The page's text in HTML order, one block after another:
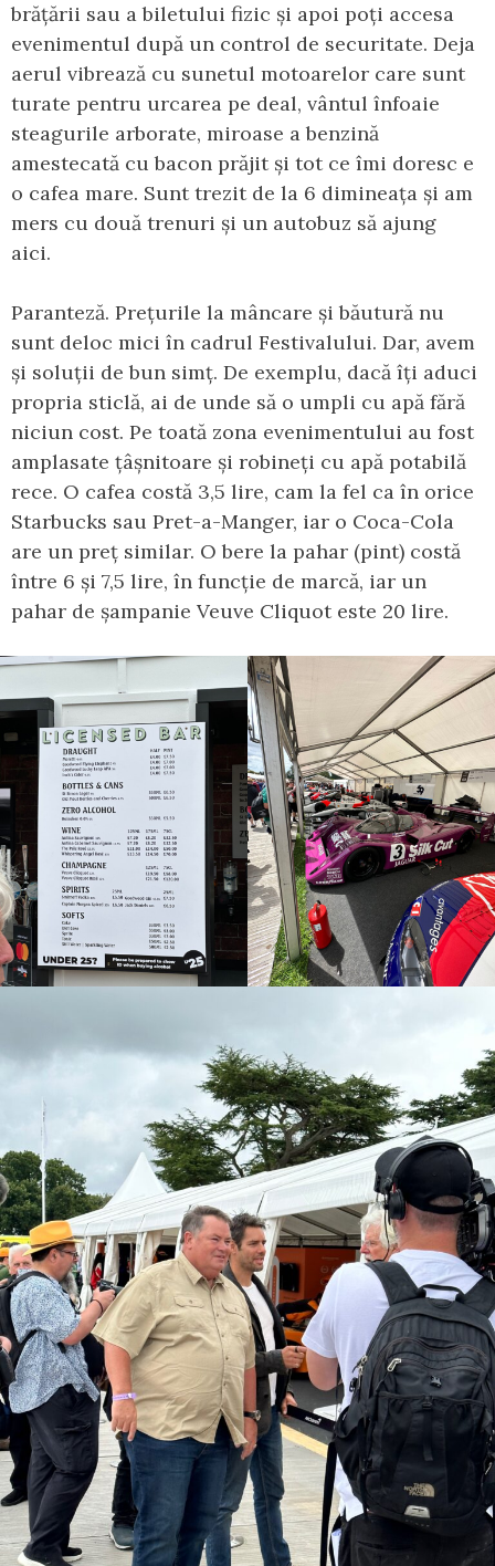
brățării sau a biletului fizic și apoi poți accesa
evenimentul după un control de securitate. Deja
aerul vibrează cu sunetul motoarelor care sunt
turate pentru urcarea pe deal, vântul înfoaie
steagurile arborate, miroase a benzină
amestecată cu bacon prăjit și tot ce îmi doresc e
o cafea mare. Sunt trezit de la 6 dimineața și am
mers cu două trenuri și un autobuz să ajung
aici.
Paranteză. Prețurile la mâncare și băutură nu
sunt deloc mici în cadrul Festivalului. Dar, avem
și soluții de bun simț. De exemplu, dacă îți aduci
propria sticlă, ai de unde să o umpli cu apă fără
niciun cost. Pe toată zona evenimentului au fost
amplasate țâșnitoare și robineți cu apă potabilă
rece. O cafea costă 3,5 lire, cam la fel ca în orice
Starbucks sau Pret-a-Manger, iar o Coca-Cola
are un preț similar. O bere la pahar (pint) costă
între 6 și 7,5 lire, în funcție de marcă, iar un
pahar de șampanie Veuve Cliquot este 20 lire.